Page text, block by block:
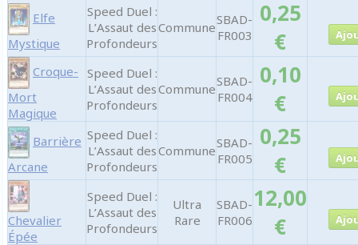
Elfe
Mystique
Speed Duel :
L’Assaut des
Profondeurs
CommuneSBAD-
FR003
0,25
€
Croque-
Mort
Magique
Speed Duel :
L’Assaut des
Profondeurs
CommuneSBAD-
FR004
0,10
€
Barrière
Arcane
Speed Duel :
L’Assaut des
Profondeurs
CommuneSBAD-
FR005
0,25
€
Chevalier
Épée
Speed Duel :
L’Assaut des
Profondeurs
Ultra
Rare
SBAD-
FR006
12,00
€